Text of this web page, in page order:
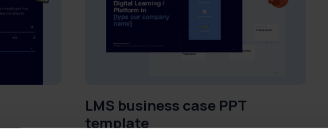
LMS business case PPT
template